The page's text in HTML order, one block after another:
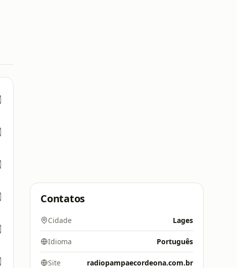
Contatos
Cidade Lages
Idioma Português
Site radiopampaecordeona.com.br